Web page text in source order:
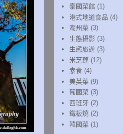
泰國菜館 (1)
港式地道食品 (4)
潮州菜 (3)
生態攝影 (3)
生態旅遊 (3)
米芝蓮 (12)
素食 (4)
美英菜 (9)
葡國菜 (3)
西班牙 (2)
鐵板燒 (2)
韓國菜 (1)